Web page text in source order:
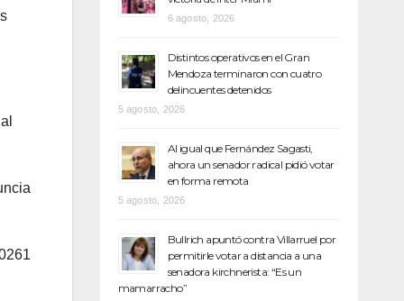
6 agosto, 2026
Distintos operativos en el Gran
Mendoza terminaron con cuatro
delincuentes detenidos
5 agosto, 2026
Al igual que Fernández Sagasti,
ahora un senador radical pidió votar
en forma remota
5 agosto, 2026
Bullrich apuntó contra Villarruel por
permitirle votar a distancia a una
senadora kirchnerista: “Es un
mamarracho”